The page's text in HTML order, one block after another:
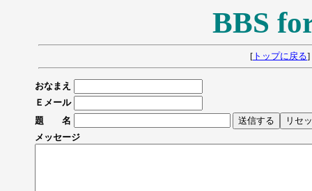
BBS
[ トップに戻る]
おなまえ
Ｅメール
題 名
メッセージ